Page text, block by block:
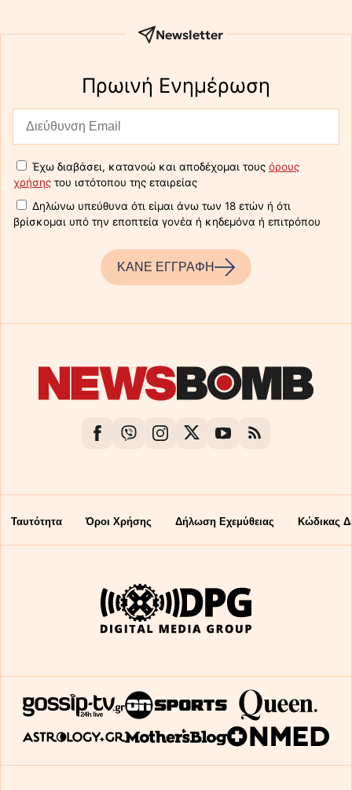
Newsletter
Πρωινή Eνημέρωση
Έχω διαβάσει, κατανοώ και αποδέχομαι τους όρους
χρήσης του ιστότοπου της εταιρείας
Δηλώνω υπεύθυνα ότι είμαι άνω των 18 ετών ή ότι
βρίσκομαι υπό την εποπτεία γονέα ή κηδεμόνα ή επιτρόπου
ΚΑΝΕ ΕΓΓΡΑΦΗ
Ταυτότητα Όροι Χρήσης Δήλωση Εχεμύθειας Κώδικας